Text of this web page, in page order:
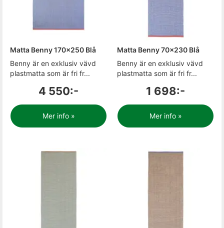
Matta Benny 170x250 Blå
Benny är en exklusiv vävd
plastmatta som är fri fr...
4 550:-
Mer info »
Matta Benny 70x230 Blå
Benny är en exklusiv vävd
plastmatta som är fri fr...
1 698:-
Mer info »